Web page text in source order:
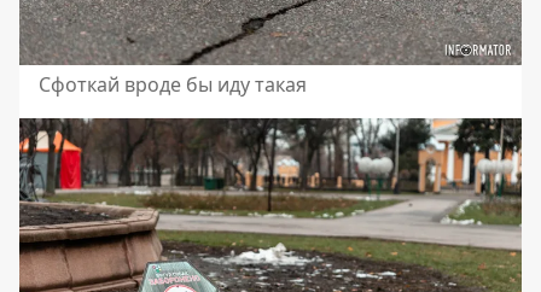
Сфоткай вроде бы иду такая